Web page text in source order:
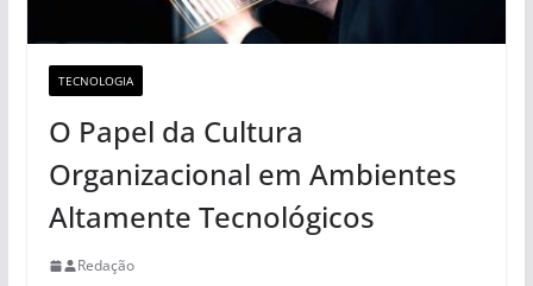
TECNOLOGIA
O Papel da Cultura
Organizacional em Ambientes
Altamente Tecnológicos
Redação